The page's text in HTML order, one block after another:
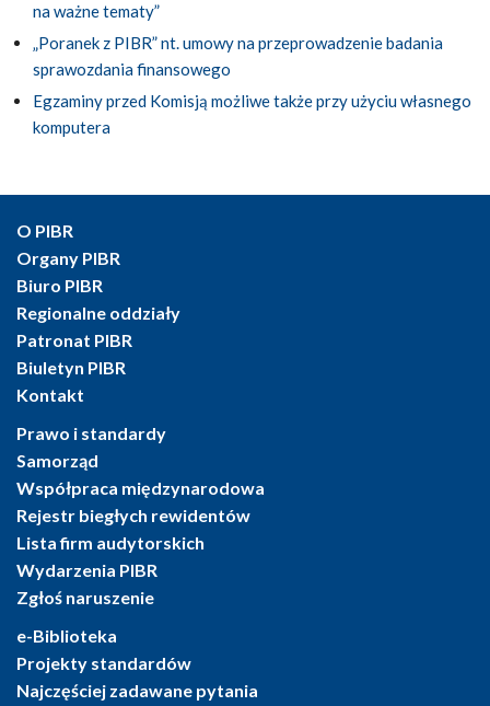
na ważne tematy”
„Poranek z PIBR” nt. umowy na przeprowadzenie badania
sprawozdania finansowego
Egzaminy przed Komisją możliwe także przy użyciu własnego
komputera
O PIBR
Organy PIBR
Biuro PIBR
Regionalne oddziały
Patronat PIBR
Biuletyn PIBR
Kontakt
Prawo i standardy
Samorząd
Współpraca międzynarodowa
Rejestr biegłych rewidentów
Lista firm audytorskich
Wydarzenia PIBR
Zgłoś naruszenie
e-Biblioteka
Projekty standardów
Najczęściej zadawane pytania